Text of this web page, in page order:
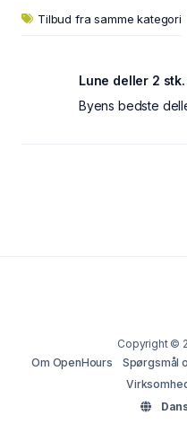
Tilbud fra samme kategori
Lune deller 2
Byens bedste
Copyright ©
Om OpenHours
Spørgsmål